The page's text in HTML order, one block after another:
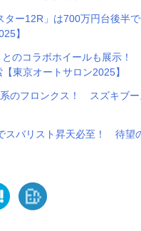
ター12R」は700万円台後半
】
のコラボホイールも展示
東京オートサロン2025】
のフロンクス！ スズキブ
スバリスト昇天必至！ 待望